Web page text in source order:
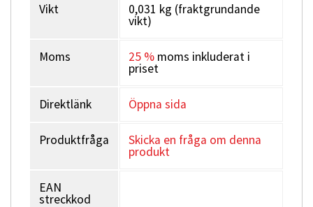
Vikt 0,031 kg (fraktgrundande
vikt)
Moms 25 % moms inkluderat i
priset
Direktlänk Öppna sida
Produktfråga Skicka en fråga om denna
produkt
EAN
streckkod